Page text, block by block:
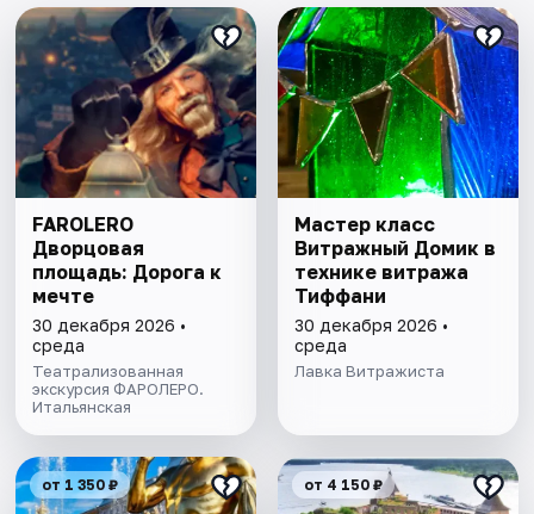
FAROLERO
Дворцовая
площадь: Дорога к
мечте
30 декабря 2026 •
среда
Театрализованная
экскурсия ФАРОЛЕРО.
Итальянская
Мастер класс
Витражный Домик в
технике витража
Тиффани
30 декабря 2026 •
среда
Лавка Витражиста
от 1 350 ₽ от 4 150 ₽